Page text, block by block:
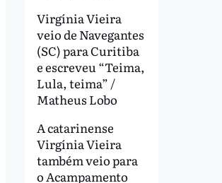
Virgínia Vieira
veio de Navegantes
(SC) para Curitiba
e escreveu “Teima,
Lula, teima” /
Matheus Lobo
A catarinense
Virgínia Vieira
também veio para
o Acampamento